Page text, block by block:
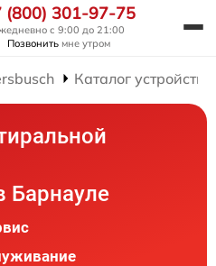
(800) 301-97-75
с 9:00 до 21:00
Позвонить мне утром
Каталог устройств
Барнауле